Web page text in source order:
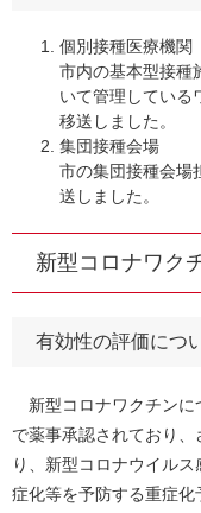
個別接種医療機関
市内の基本型接種
いて管理している
移送しました。
集団接種会場
市の集団接種会場
送しました。
新型コロナワク
有効性の評価につ
新型コロナワクチンに
で薬事承認されており
り、新型コロナウイル
症化等を予防する重症化